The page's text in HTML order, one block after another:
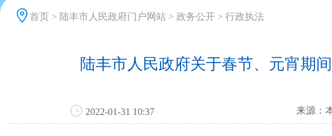
首页 > 陆丰市人民政府门户网站 > 政务公开 > 行政执法
陆丰市人民政府关于春节、元宵期
2022-01-31 10:37 来源：